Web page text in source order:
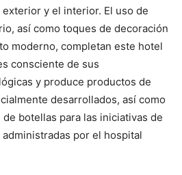
y el interior. El uso de
así como toques de decoración
moderno, completan este hotel
consciente de sus
y produce productos de
desarrollados, así como
botellas para las iniciativas de
por el hospital